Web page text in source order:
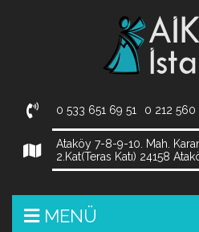
0 533 651 69 51 0 212 560
Ataköy 7-8-9-10. Mah.
2.Kat(Teras Katı) 24158
MENÜ